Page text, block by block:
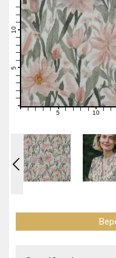
2
5
10
11
12
13
14
1 2 3 4 5 6 7 89 10 1112